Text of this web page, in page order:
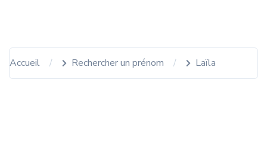
Accueil Rechercher un prénom Laïla